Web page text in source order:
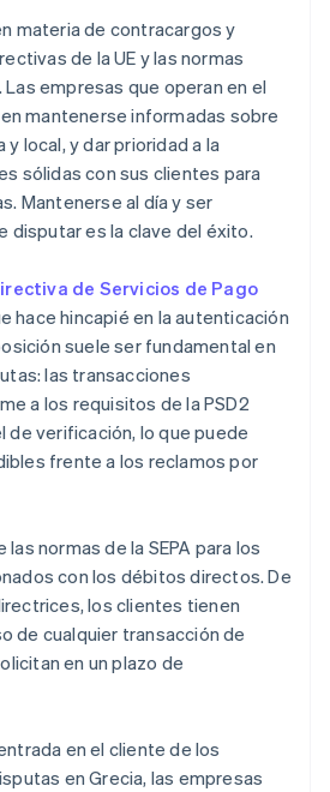
materia de contracargos y
de la UE y las normas
empresas que operan en el
mantenerse informadas sobre
local, y dar prioridad a la
sólidas con sus clientes para
Mantenerse al día y ser
disputar es la clave del éxito.
de Servicios de Pago
hace hincapié en la autenticación
suele ser fundamental en
las transacciones
a los requisitos de la PSD2
de verificación, lo que puede
frente a los reclamos por
normas de la SEPA para los
con los débitos directos. De
los clientes tienen
de cualquier transacción de
en un plazo de
en el cliente de los
en Grecia, las empresas